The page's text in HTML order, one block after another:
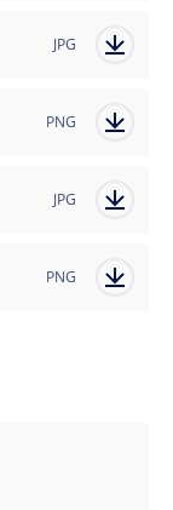
JPG
PNG
JPG
PNG